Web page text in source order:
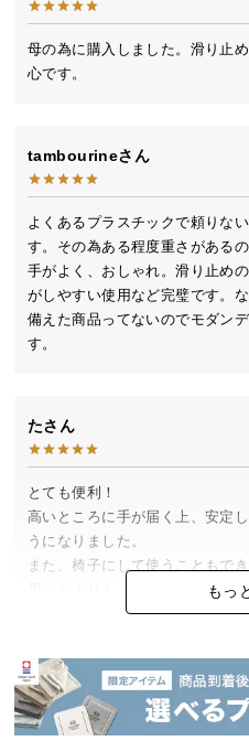
料
に
大
型
商
品
の
配
送
い
て
中
型
商
送
に
つ
い
母の為に購入しました。滑り止
心です。
tambourine
よくあるプラスチックで頼りな
す。その為ある程度重さがある
手がよく、おしゃれ。滑り止め
がしやすい使用など完璧です。
備えた商品ってないのでモダン
す。
た
とても便利！
高いところに手が届く上、安定
うになりました。
また、椅子にして使うこともで
思ったよりもよくて驚きました。
椅子が届くまではこれを作業チ
しかく
もっ